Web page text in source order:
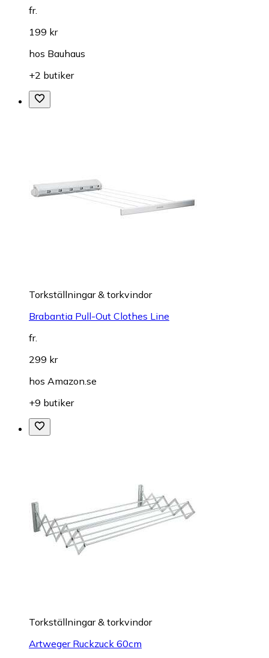
fr.
199 kr
hos Bauhaus
+2 butiker
Torkställningar & torkvindor
Brabantia Pull-Out Clothes Line
fr.
299 kr
hos Amazon.se
+9 butiker
Torkställningar & torkvindor
Artweger Ruckzuck 60cm